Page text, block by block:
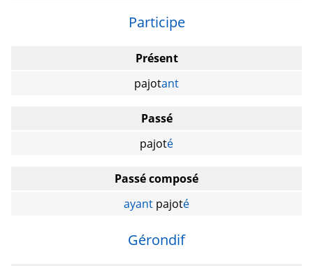
Participe
Présent
pajotant
Passé
pajoté
Passé composé
ayant pajoté
Gérondif